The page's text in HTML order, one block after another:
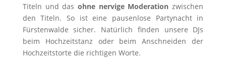
Titeln und das ohne nervige Moderation zwischen
den Titeln. So ist eine pausenlose Partynacht in
Fürstenwalde sicher. Natürlich finden unsere DJs
beim Hochzeitstanz oder beim Anschneiden der
Hochzeitstorte die richtigen Worte.